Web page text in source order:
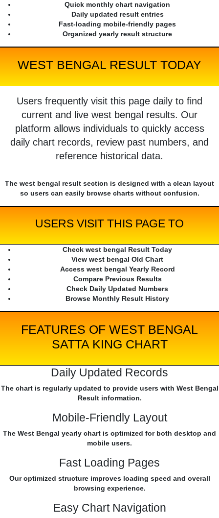
Quick monthly chart navigation
Daily updated result entries
Fast-loading mobile-friendly pages
Organized yearly result structure
WEST BENGAL RESULT TODAY
Users frequently visit this page daily to find
current and live west bengal results. Our
platform allows individuals to quickly access
daily chart records, review past numbers, and
reference historical data.
The west bengal result section is designed with a clean layout
so users can easily browse charts without confusion.
USERS VISIT THIS PAGE TO
Check west bengal Result Today
View west bengal Old Chart
Access west bengal Yearly Record
Compare Previous Results
Check Daily Updated Numbers
Browse Monthly Result History
FEATURES OF WEST BENGAL
SATTA KING CHART
Daily Updated Records
The chart is regularly updated to provide users with West Bengal
Result information.
Mobile-Friendly Layout
The West Bengal yearly chart is optimized for both desktop and
mobile users.
Fast Loading Pages
Our optimized structure improves loading speed and overall
browsing experience.
Easy Chart Navigation